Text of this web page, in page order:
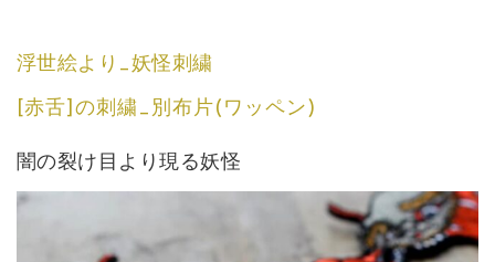
浮世絵より_妖怪刺繍
[赤舌]の刺繍_別布片(ワッペン)
闇の裂け目より現る妖怪